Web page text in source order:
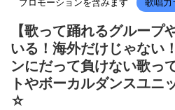
【歌って踊れるグループ
いる！海外だけじゃない
ンにだって負けない歌っ
トやボーカルダンスユニ
☆